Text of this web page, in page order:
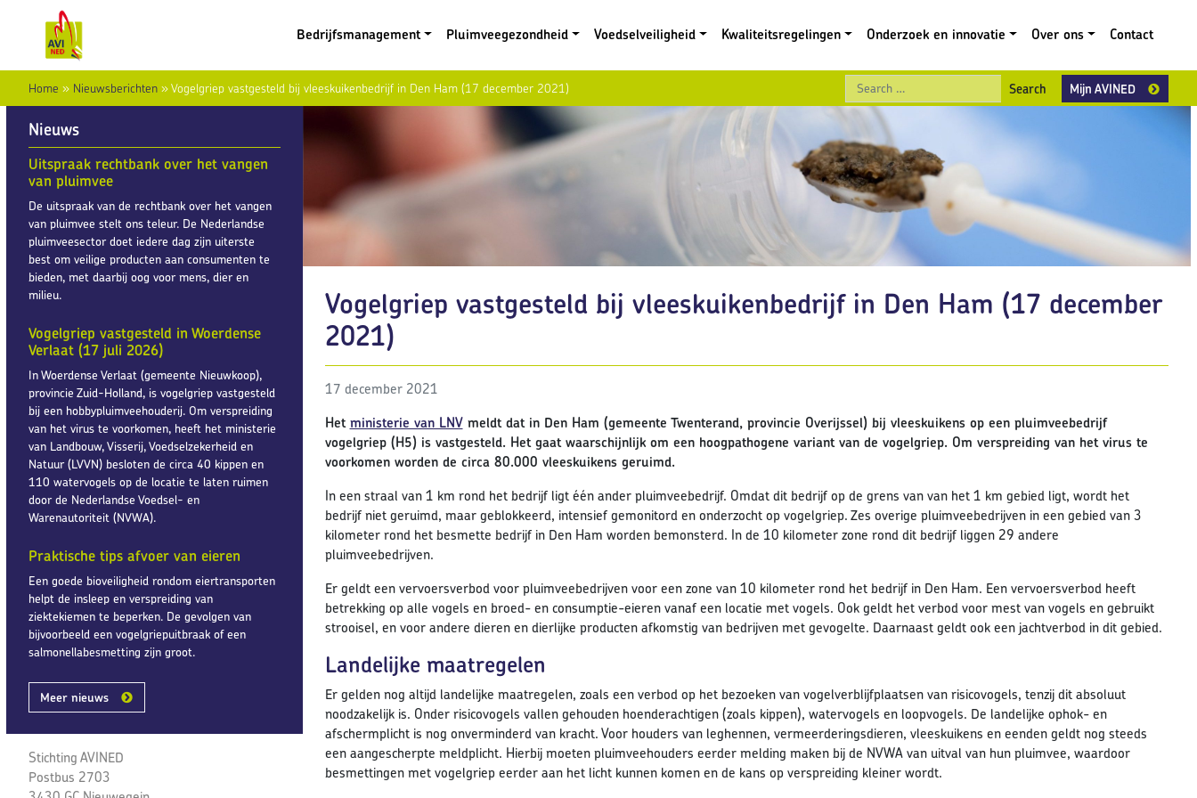
Bedrijfsmanagement
Pluimveegezondheid Voedselveiligheid Kwaliteitsregelingen Onderzoek en innovatie Over ons Contact
Home » Nieuwsberichten »Vogelgriep vastgesteld bij vleeskuikenbedrijf in Den Ham (17 december 2021) Search
Mijn AVINED
Nieuws
Uitspraak rechtbank over het vangen
van pluimvee
De uitspraak van de rechtbank over het vangen
van pluimvee stelt ons teleur. De Nederlandse
pluimveesector doet iedere dag zijn uiterste
best om veilige producten aan consumenten te
bieden, met daarbij oog voor mens, dier en
milieu.
Vogelgriep vastgesteld in Woerdense
Verlaat (17 juli 2026)
In Woerdense Verlaat (gemeente Nieuwkoop),
provincie Zuid-Holland, is vogelgriep vastgesteld
bij een hobbypluimveehouderij. Om verspreiding
van het virus te voorkomen, heeft het ministerie
van Landbouw, Visserij, Voedselzekerheid en
Natuur (LVVN) besloten de circa 40 kippen en
110 watervogels op de locatie te laten ruimen
door de Nederlandse Voedsel- en
Warenautoriteit (NVWA).
Praktische tips afvoer van eieren
Een goede bioveiligheid rondom eiertransporten
helpt de insleep en verspreiding van
ziektekiemen te beperken. De gevolgen van
bijvoorbeeld een vogelgriepuitbraak of een
salmonellabesmetting zijn groot.
Meer nieuws
Stichting AVINED
Postbus 2703
Vogelgriep vastgesteld bij vleeskuikenbedrijf in Den Ham (17 december
2021)
17 december 2021
Hetministerie van LNVmeldt dat in Den Ham (gemeente Twenterand, provincie Overijssel) bij vleeskuikens op een pluimveebedrijf
vogelgriep (H5) is vastgesteld. Het gaat waarschijnlijk om een hoogpathogene variant van de vogelgriep. Om verspreiding van het virus te
voorkomen worden de circa 80.000 vleeskuikens geruimd.
In een straal van 1 km rond het bedrijf ligt één ander pluimveebedrijf. Omdat dit bedrijf op de grens van van het 1 km gebied ligt, wordt het
bedrijf niet geruimd, maar geblokkeerd, intensief gemonitord en onderzocht op vogelgriep. Zes overige pluimveebedrijven in een gebied van 3
kilometer rond het besmette bedrijf in Den Ham worden bemonsterd. In de 10 kilometer zone rond dit bedrijf liggen 29 andere
pluimveebedrijven.
Er geldt een vervoersverbod voor pluimveebedrijven voor een zone van 10 kilometer rond het bedrijf in Den Ham. Een vervoersverbod heeft
betrekking op alle vogels en broed- en consumptie-eieren vanaf een locatie met vogels. Ook geldt het verbod voor mest van vogels en gebruikt
strooisel, en voor andere dieren en dierlijke producten afkomstig van bedrijven met gevogelte. Daarnaast geldt ook een jachtverbod in dit gebied.
Landelijke maatregelen
Er gelden nog altijd landelijke maatregelen, zoals een verbod op het bezoeken van vogelverblijfplaatsen van risicovogels, tenzij dit absoluut
noodzakelijk is. Onder risicovogels vallen gehouden hoenderachtigen (zoals kippen), watervogels en loopvogels. De landelijke ophok- en
afschermplicht is nog onverminderd van kracht. Voor houders van leghennen, vermeerderingsdieren, vleeskuikens en eenden geldt nog steeds
een aangescherpte meldplicht. Hierbij moeten pluimveehouders eerder melding maken bij de NVWA van uitval van hun pluimvee, waardoor
besmettingen met vogelgriep eerder aan het licht kunnen komen en de kans op verspreiding kleiner wordt.